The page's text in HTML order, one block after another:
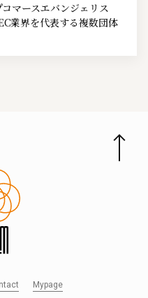
マースエバンジェリス
業界を代表する複数団体
Mypage